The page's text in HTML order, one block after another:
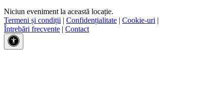
Niciun eveniment la această locație.
Termeni și condiții | Confidențialitate | Cookie-uri |
Întrebări frecvente | Contact